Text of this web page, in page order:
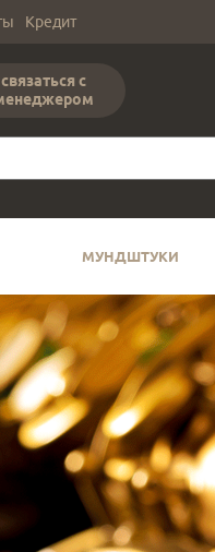
Кредит
связаться с
МУНДШТУКИ